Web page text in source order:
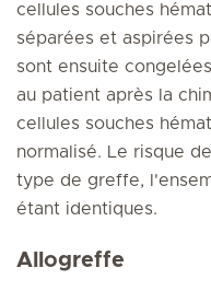
cellules souches
séparées et aspirées
sont ensuite
au patient après la
cellules souches
normalisé. Le risque
type de greffe,
étant identiques.
Allogreffe